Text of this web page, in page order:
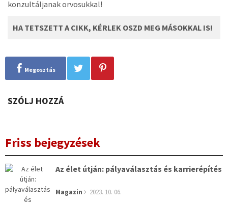
konzultáljanak orvosukkal!
HA TETSZETT A CIKK, KÉRLEK OSZD MEG MÁSOKKAL IS!
Megosztás
SZÓLJ HOZZÁ
Friss bejegyzések
Az élet útján: pályaválasztás és karrierépítés
Magazin 2023. 10. 06.